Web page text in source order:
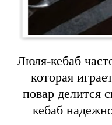
Люля-кебаб
которая
повар делится
кебаб